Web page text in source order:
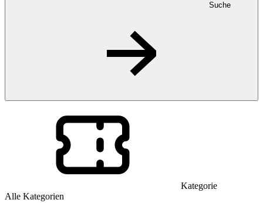
Suche
Kategorie
Alle Kategorien